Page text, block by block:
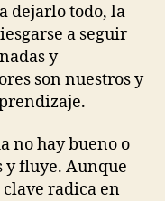
dejarlo todo, la
a seguir
y
son nuestros y
no hay bueno o
y fluye. Aunque
radica en